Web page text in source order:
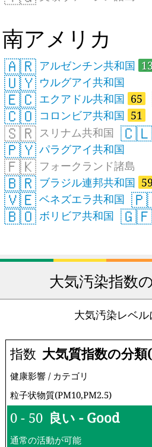
南アメリカ
🇦🇷 アルゼンチン共和国
🇺🇾 ウルグアイ共和国
🇪🇨 エクアドル共和国 65
🇨🇴 コロンビア共和国 51
🇸🇷 スリナム共和国 🇨🇱
🇵🇾 パラグアイ共和国
🇫🇰 フォークランド諸島
🇧🇷 ブラジル連邦共和国
🇻🇪 ベネズエラ共和国
🇧🇴 ボリビア共和国 🇬🇫
大気汚染指数
大気汚染レベル
指数 大気質指数の分類(
健康影響 / カテゴリ
粒子状物質(PM10,PM2.5)
0 - 50 良い - Good
通常の活動が可能